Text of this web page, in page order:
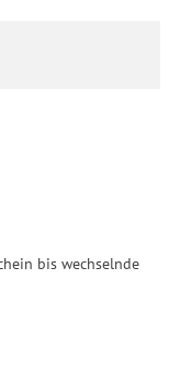
bis wechselnde